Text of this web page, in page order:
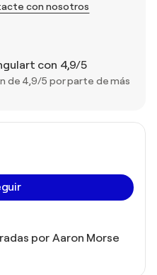
con nosotros
con 4,9/5
de 4,9/5 por parte de más
por Aaron Morse